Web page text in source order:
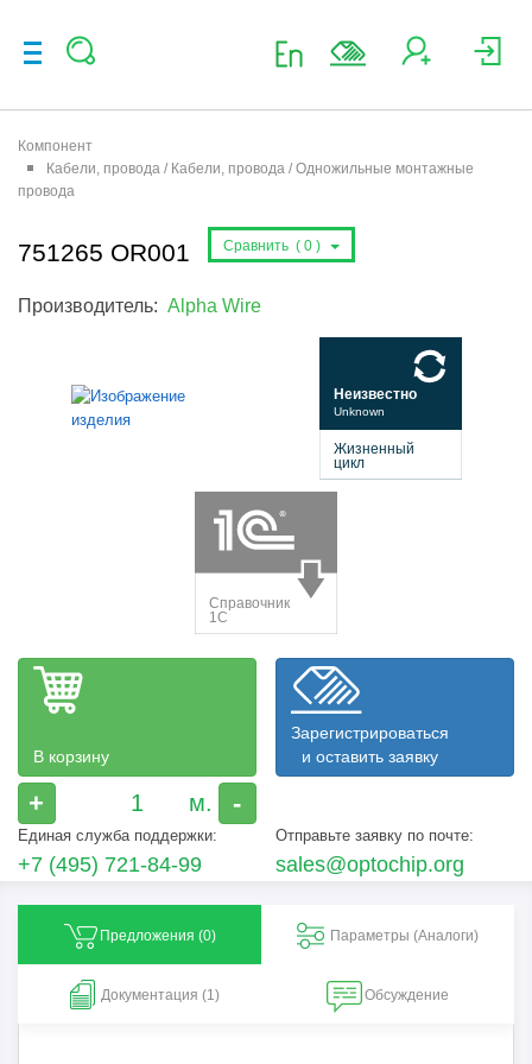
Компонент
Кабели, провода / Кабели, провода / Одножильные монтажные
провода
751265 OR001 Сравнить ( 0 )
Производитель: Alpha Wire
В корзину
+ -
Зарегистрироваться
и оставить заявку
Единая служба поддержки:
+7 (495) 721-84-99
Отправьте заявку по почте:
sales@optochip.org
Предложения (0) Параметры (Aналоги)
Документация (1) Обсуждение